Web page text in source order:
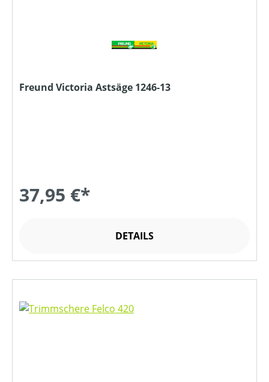
Freund Victoria Astsäge 1246-13
37,95 €*
DETAILS